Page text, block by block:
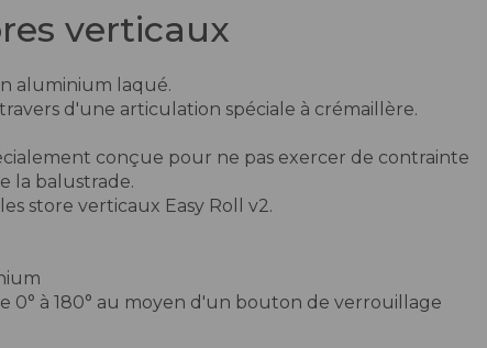
verticaux
aluminium laqué.
d'une articulation spéciale à crémaillère.
conçue pour ne pas exercer de contrainte
la balustrade.
store verticaux Easy Roll v2.
0° à 180° au moyen d'un bouton de verrouillage